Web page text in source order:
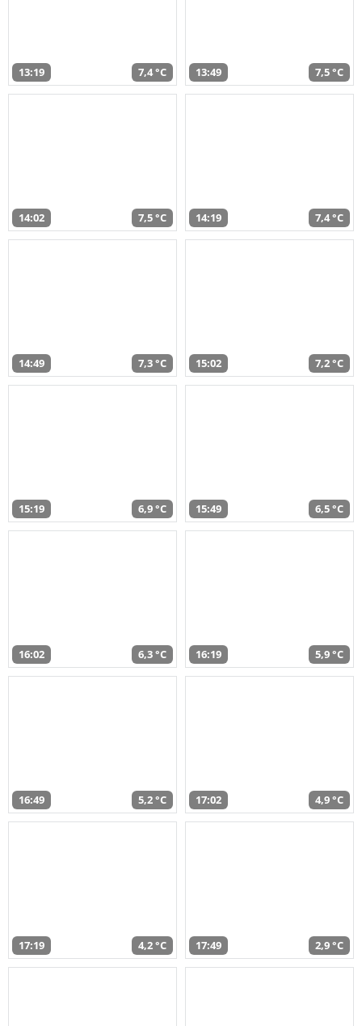
13:19 7,4 °C 13:49 7,5 °C
14:02 7,5 °C 14:19 7,4 °C
14:49 7,3 °C 15:02 7,2 °C
15:19 6,9 °C 15:49 6,5 °C
16:02 6,3 °C 16:19 5,9 °C
16:49 5,2 °C 17:02 4,9 °C
17:19 4,2 °C 17:49 2,9 °C